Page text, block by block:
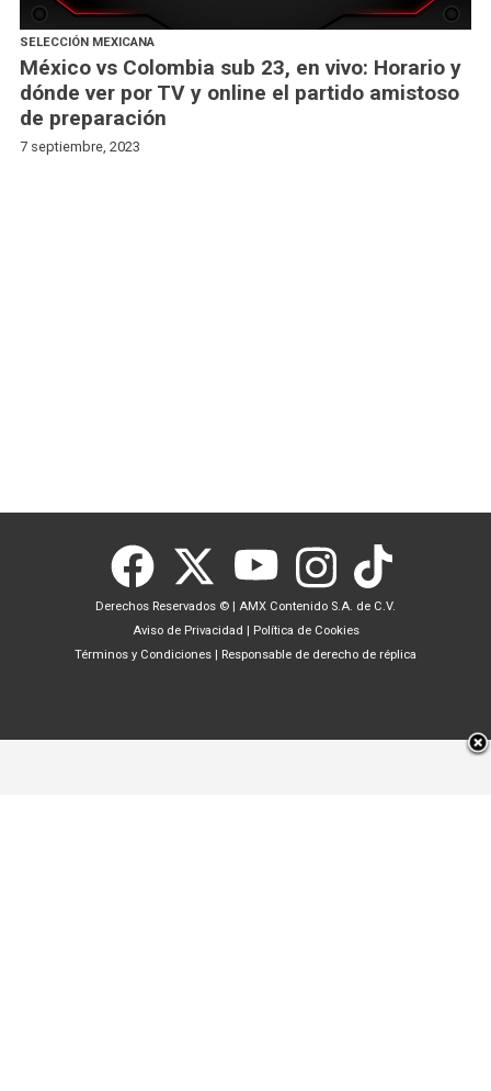
SELECCIÓN MEXICANA
México vs Colombia sub 23, en vivo: Horario y
dónde ver por TV y online el partido amistoso
de preparación
7 septiembre, 2023
Derechos Reservados © | AMX Contenido S.A. de C.V.
Aviso de Privacidad | Política de Cookies
Términos y Condiciones | Responsable de derecho de réplica